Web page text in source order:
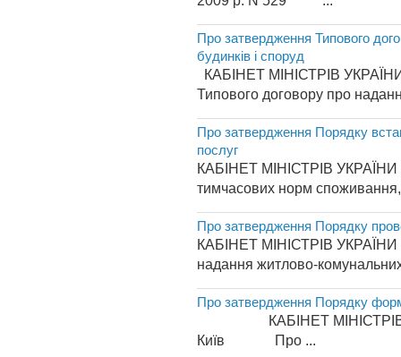
Про затвердження Типового
будинків і споруд
КАБІНЕТ МІНІСТРІВ
Типового договору про
Про затвердження Порядку
послуг
КАБІНЕТ МІНІСТРІВ УКРАЇНИ
тимчасових норм
Про затвердження Порядку
КАБІНЕТ МІНІСТРІВ УКРАЇНИ
надання житлово-комунальних
Про затвердження Порядку
КАБІНЕТ
Київ Про ...